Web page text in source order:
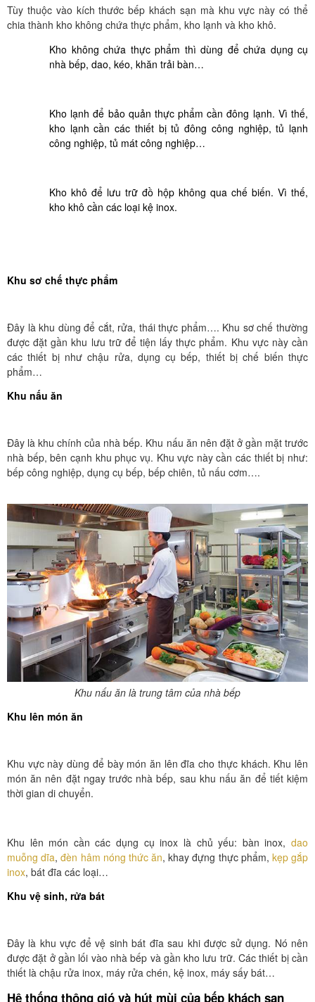
Tùy thuộc vào kích thước bếp khách sạn mà khu vực này có thể
chia thành kho không chứa thực phẩm, kho lạnh và kho khô.
Kho không chứa thực phẩm thì dùng để chứa dụng cụ
nhà bếp, dao, kéo, khăn trải bàn…
Kho lạnh để bảo quản thực phẩm cần đông lạnh. Vì thế,
kho lạnh cần các thiết bị tủ đông công nghiệp, tủ lạnh
công nghiệp, tủ mát công nghiệp…
Kho khô để lưu trữ đồ hộp không qua chế biến. Vì thế,
kho khô cần các loại kệ inox.
Khu sơ chế thực phẩm
Đây là khu dùng để cắt, rửa, thái thực phẩm…. Khu sơ chế thường
được đặt gần khu lưu trữ để tiện lấy thực phẩm. Khu vực này cần
các thiết bị như chậu rửa, dụng cụ bếp, thiết bị chế biến thực
phẩm…
Khu nấu ăn
Đây là khu chính của nhà bếp. Khu nấu ăn nên đặt ở gần mặt trước
nhà bếp, bên cạnh khu phục vụ. Khu vực này cần các thiết bị như:
bếp công nghiệp, dụng cụ bếp, bếp chiên, tủ nấu cơm….
Khu nấu ăn là trung tâm của nhà bếp
Khu lên món ăn
Khu vực này dùng để bày món ăn lên đĩa cho thực khách. Khu lên
món ăn nên đặt ngay trước nhà bếp, sau khu nấu ăn để tiết kiệm
thời gian di chuyển.
Khu lên món cần các dụng cụ inox là chủ yếu: bàn inox, dao
muỗng dĩa,đèn hâm nóng thức ăn, khay đựng thực phẩm, kẹp gắp
inox, bát đĩa các loại…
Khu vệ sinh, rửa bát
Đây là khu vực để vệ sinh bát đĩa sau khi được sử dụng. Nó nên
được đặt ở gần lối vào nhà bếp và gần kho lưu trữ. Các thiết bị cần
thiết là chậu rửa inox, máy rửa chén, kệ inox, máy sấy bát…
Hệ thống thông gió và hút mùi của bếp khách sạn